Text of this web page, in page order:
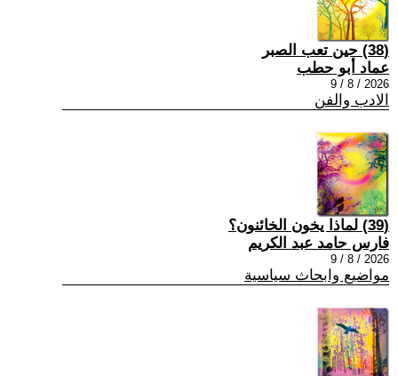
(38) حين تعب الصبر
عماد أبو حطب
2026 / 8 / 9
الادب والفن
(39) لماذا يخون الخائنون؟
فارس حامد عبد الكريم
2026 / 8 / 9
مواضيع وابحاث سياسية